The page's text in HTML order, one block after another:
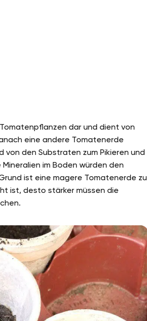
dar und dient von
eine andere Tomatenerde
den Substraten zum Pikieren und
im Boden würden den
ist eine magere Tomatenerde zu
ist, desto stärker müssen die